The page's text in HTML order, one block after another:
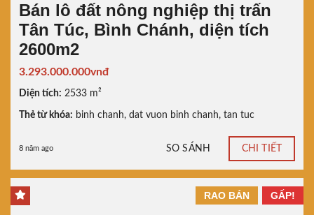
Bán lô đất nông nghiệp thị trấn
Tân Túc, Bình Chánh, diện tích
2600m2
3.293.000.000vnđ
Diện tích: 2533 m²
Thẻ từ khóa: binh chanh, dat vuon binh chanh, tan tuc
8 năm ago SO SÁNH CHI TIẾT
GẤP!
RAO BÁN